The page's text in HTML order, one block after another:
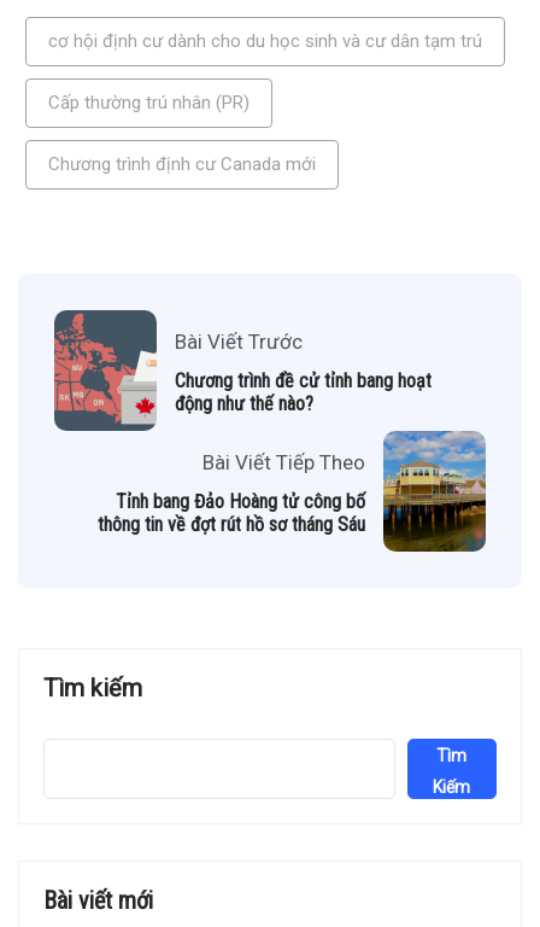
cơ hội định cư dành cho du học sinh và cư dân tạm trú
Cấp thường trú nhân (PR)
Chương trình định cư Canada mới
Bài Viết Trước
Chương trình đề cử tỉnh bang hoạt
động như thế nào?
Bài Viết Tiếp Theo
Tỉnh bang Đảo Hoàng tử công bố
thông tin về đợt rút hồ sơ tháng Sáu
Tìm kiếm
Tìm
Kiếm
Bài viết mới